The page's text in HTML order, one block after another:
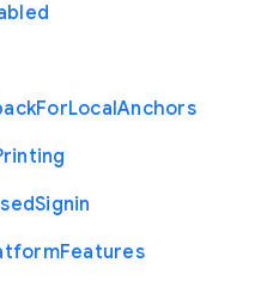
ForLocalAnchors
Signin
Features